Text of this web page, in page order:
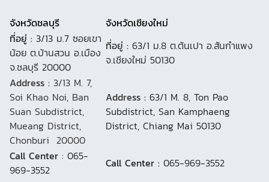
จังหวัดชลบุรี
จังหวัดเชียงใหม่
ที่อยู่ : 3/13 ม.7 ซอยเขา
น้อย ต.บ้านสวน อ.เมือง
จ.ชลบุรี 20000
ที่อยู่ : 63/1 ม.8 ต.ต้นเปา อ.สันกำแพง
จ.เชียงใหม่ 50130
Address : 3/13 M. 7,
Soi Khao Noi, Ban
Suan Subdistrict,
Mueang District,
Chonburi 20000
Address : 63/1 M. 8, Ton Pao
Subdistrict, San Kamphaeng
District, Chiang Mai 50130
Call Center : 065-
969-3552
Call Center : 065-969-3552